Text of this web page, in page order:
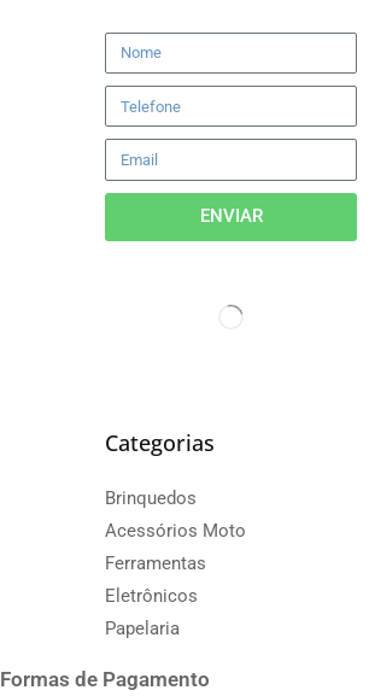
ENVIAR
Categorias
Brinquedos
Acessórios Moto
Ferramentas
Eletrônicos
Papelaria
Formas de Pagamento